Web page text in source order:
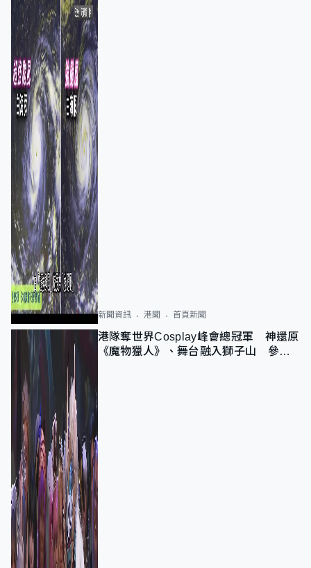
新聞資訊 港聞 首頁新聞
港隊奪世界Cosplay峰會總冠軍 神還原
《魔物獵人》、舞台融入獅子山 參賽